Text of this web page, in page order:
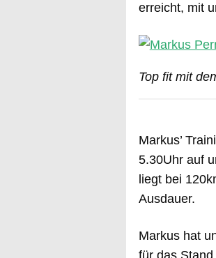
erreicht, mit
Top fit mit
Markus’
5.30Uhr auf
liegt bei
Ausdauer.
Markus hat
für das